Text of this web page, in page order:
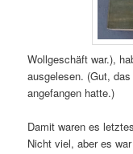
Wollgeschäft war.),
ausgelesen. (Gut,
angefangen hatte.)
Damit waren es
Nicht viel, aber es